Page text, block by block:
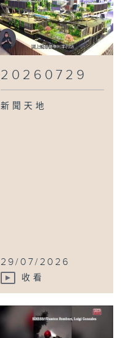
20260729
新聞天地
29/07/2026
收看